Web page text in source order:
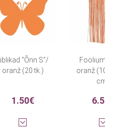
Liblikad "Õnn S"/
oranž (20 tk.)
1.50€
oranž (100
cm)
6.50€